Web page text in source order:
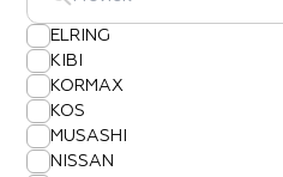
ELRING
KIBI
KORMAX
KOS
MUSASHI
NISSAN